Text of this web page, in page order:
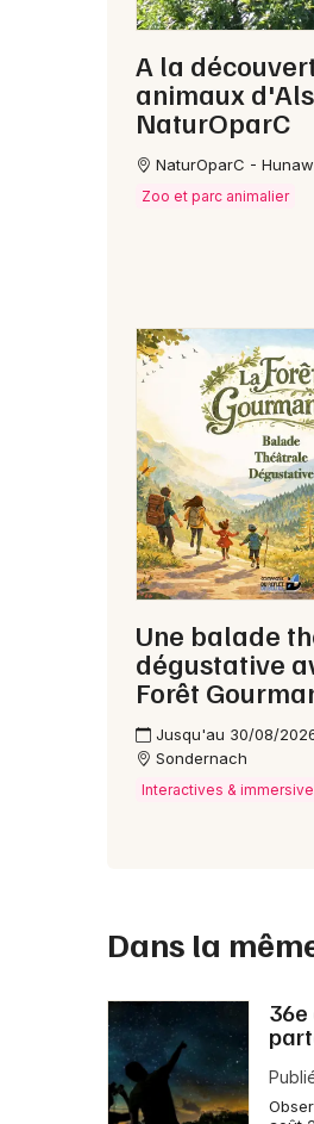
A la
animaux
NaturOparC
NaturOparC -
Zoo et parc animalier
Une balade
dégustative
Forêt
Jusqu'au 30/08/
Sondernach
Interactives &
Dans la